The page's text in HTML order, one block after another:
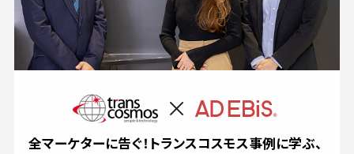
全マーケターに告ぐ！トランスコスモス事例に学ぶ、